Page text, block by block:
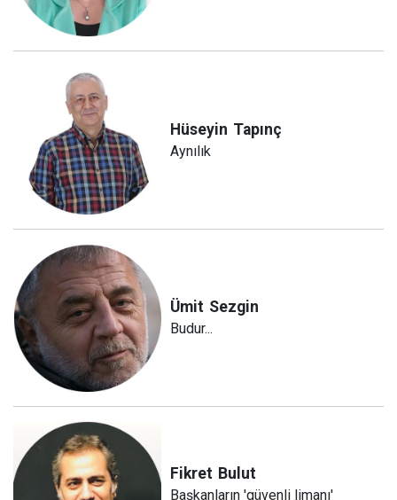
Hüseyin Tapınç
Aynılık
Ümit Sezgin
Budur...
Fikret Bulut
Başkanların 'güvenli limanı'